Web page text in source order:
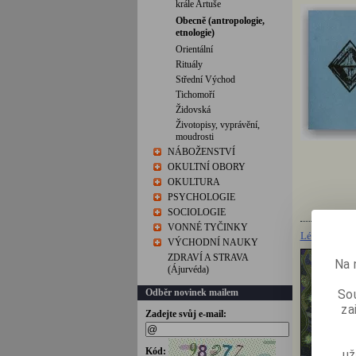
krále Artuše
Obecně (antropologie,
etnologie)
Orientální
Rituály
Střední Východ
Tichomoří
Židovská
Životopisy, vyprávění,
moudrosti
NÁBOŽENSTVÍ
OKULTNÍ OBORY
OKULTURA
PSYCHOLOGIE
SOCIOLOGIE
VONNÉ TYČINKY
VÝCHODNÍ NAUKY
ZDRAVÍ A STRAVA
(Ájurvéda)
Odběr novinek mailem
Zadejte svůj e-mail:
Kód:
Lévi-
Na